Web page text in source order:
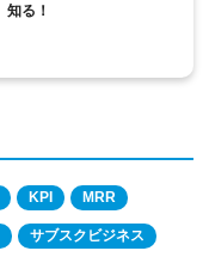
知る！
KPI MRR
サブスクビジネス